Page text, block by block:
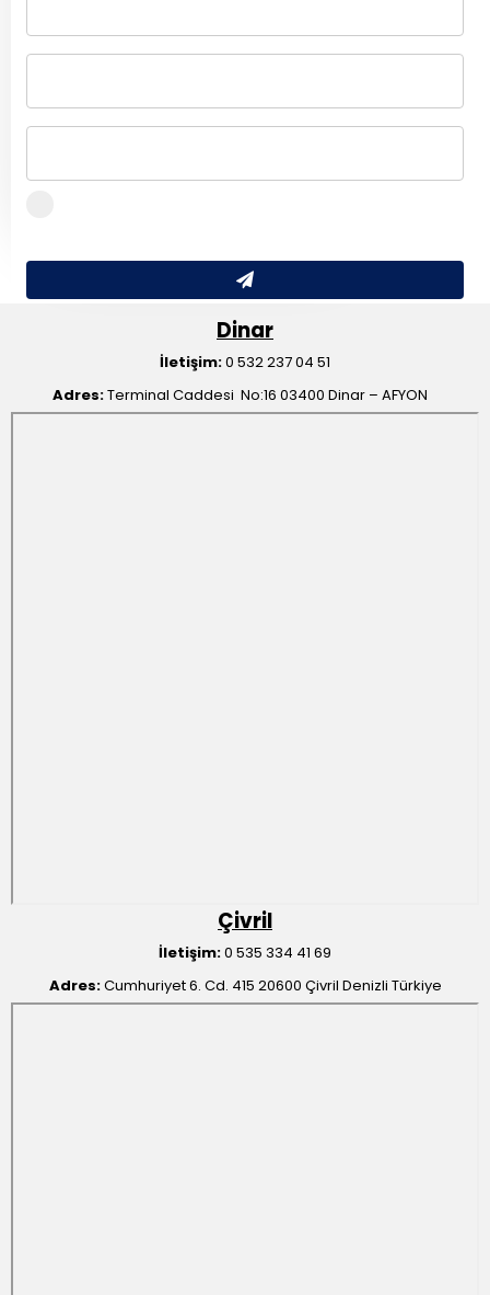
Dinar
İletişim:0 532 237 04 51
Adres:Terminal Caddesi No:16 03400 Dinar – AFYON
Çivril
İletişim:0 535 334 41 69
Adres:Cumhuriyet 6. Cd. 415 20600 Çivril Denizli Türkiye